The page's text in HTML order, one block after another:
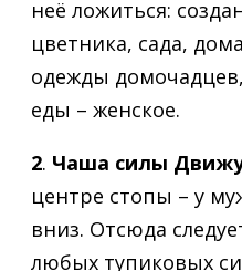
неё ложиться:
цветника, сада,
одежды
еды – женское.
2. Чаша силы
центре стопы – у
вниз. Отсюда
любых тупиковых